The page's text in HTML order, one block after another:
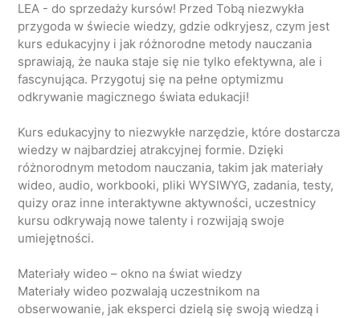
LEA - do sprzedaży kursów! Przed Tobą niezwykła
przygoda w świecie wiedzy, gdzie odkryjesz, czym jest
kurs edukacyjny i jak różnorodne metody nauczania
sprawiają, że nauka staje się nie tylko efektywna, ale i
fascynująca. Przygotuj się na pełne optymizmu
odkrywanie magicznego świata edukacji!
Kurs edukacyjny to niezwykłe narzędzie, które dostarcza
wiedzy w najbardziej atrakcyjnej formie. Dzięki
różnorodnym metodom nauczania, takim jak materiały
wideo, audio, workbooki, pliki WYSIWYG, zadania, testy,
quizy oraz inne interaktywne aktywności, uczestnicy
kursu odkrywają nowe talenty i rozwijają swoje
umiejętności.
Materiały wideo – okno na świat wiedzy
Materiały wideo pozwalają uczestnikom na
obserwowanie, jak eksperci dzielą się swoją wiedzą i